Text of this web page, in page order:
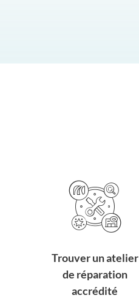
Trouver un atelier
de réparation
accrédité